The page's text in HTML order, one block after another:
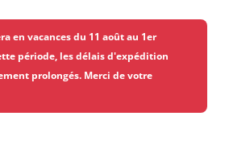
en vacances du 11 août au 1er
période, les délais d'expédition
prolongés. Merci de votre